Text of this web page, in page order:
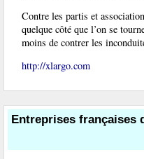
Contre les partis et
quelque côté que l’on se
moins de contrer les
http://xlargo.com
Entreprises françaises